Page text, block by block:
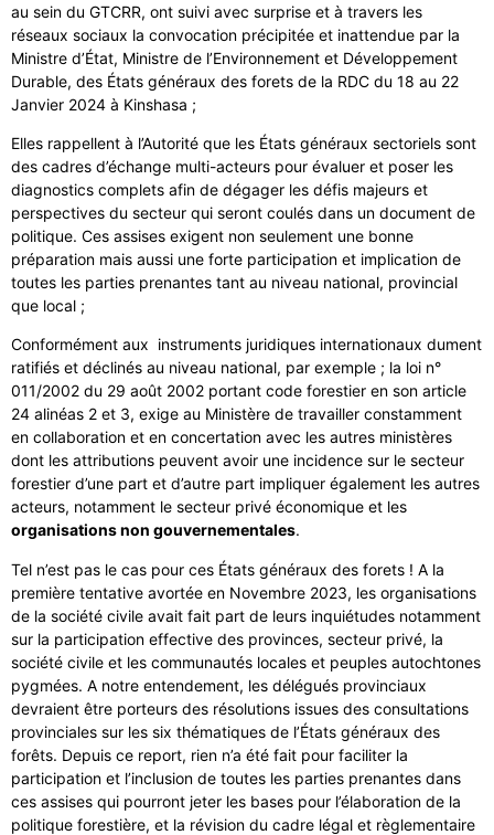
au sein du GTCRR, ont suivi avec surprise et à travers les
réseaux sociaux la convocation précipitée et inattendue par la
Ministre d’État, Ministre de l’Environnement et Développement
Durable, des États généraux des forets de la RDC du 18 au 22
Janvier 2024 à Kinshasa ;
Elles rappellent à l’Autorité que les États généraux sectoriels sont
des cadres d’échange multi-acteurs pour évaluer et poser les
diagnostics complets afin de dégager les défis majeurs et
perspectives du secteur qui seront coulés dans un document de
politique. Ces assises exigent non seulement une bonne
préparation mais aussi une forte participation et implication de
toutes les parties prenantes tant au niveau national, provincial
que local ;
Conformément aux instruments juridiques internationaux dument
ratifiés et déclinés au niveau national, par exemple ; la loi n°
011/2002 du 29 août 2002 portant code forestier en son article
24 alinéas 2 et 3, exige au Ministère de travailler constamment
en collaboration et en concertation avec les autres ministères
dont les attributions peuvent avoir une incidence sur le secteur
forestier d’une part et d’autre part impliquer également les autres
acteurs, notamment le secteur privé économique et les
organisations non gouvernementales.
Tel n’est pas le cas pour ces États généraux des forets ! A la
première tentative avortée en Novembre 2023, les organisations
de la société civile avait fait part de leurs inquiétudes notamment
sur la participation effective des provinces, secteur privé, la
société civile et les communautés locales et peuples autochtones
pygmées. A notre entendement, les délégués provinciaux
devraient être porteurs des résolutions issues des consultations
provinciales sur les six thématiques de l’États généraux des
forêts. Depuis ce report, rien n’a été fait pour faciliter la
participation et l’inclusion de toutes les parties prenantes dans
ces assises qui pourront jeter les bases pour l’élaboration de la
politique forestière, et la révision du cadre légal et règlementaire